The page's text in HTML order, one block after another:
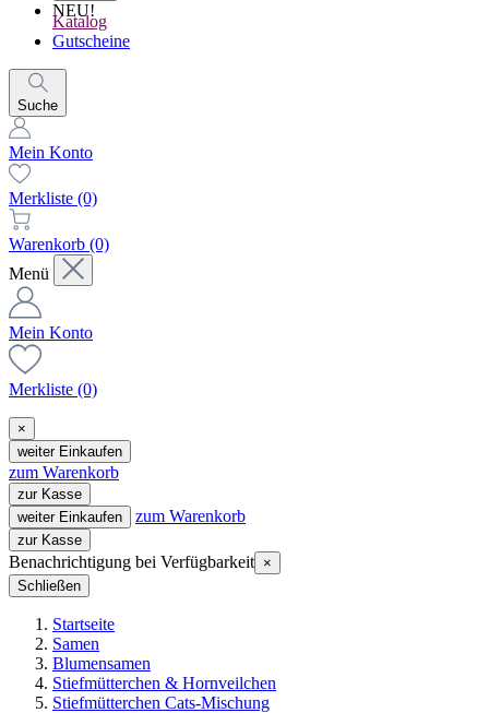
NEU!
Katalog
Gutscheine
Suche
Mein Konto
Merkliste (0)
Warenkorb (0)
Menü
Mein Konto
Merkliste (0)
×
weiter Einkaufen
zum Warenkorb
zur Kasse
weiter Einkaufen
zum Warenkorb
zur Kasse
Benachrichtigung bei Verfügbarkeit ×
Schließen
Startseite
Samen
Blumensamen
Stiefmütterchen & Hornveilchen
Stiefmütterchen Cats-Mischung